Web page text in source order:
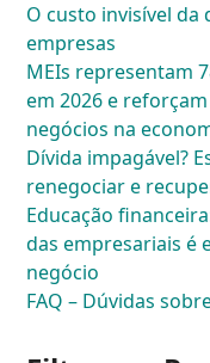
O custo invisível da
empresas
MEIs representam
em 2026 e
negócios na
Dívida impagável?
renegociar e
Educação
das empresariais é
negócio
FAQ – Dúvidas